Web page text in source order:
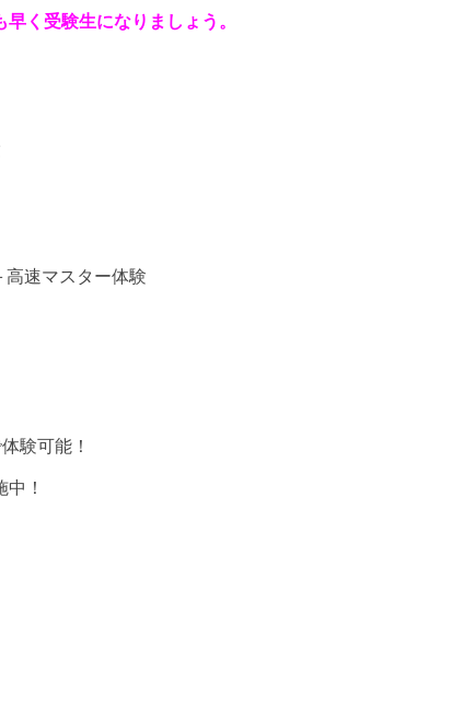
く受験生になりましょう。
速マスター体験
験可能！
！